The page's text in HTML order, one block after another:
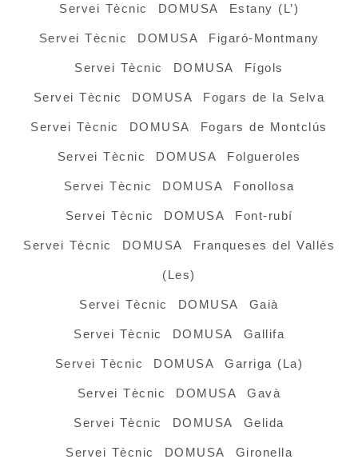
Servei Tècnic DOMUSA Estany (L’)
Servei Tècnic DOMUSA Figaró-Montmany
Servei Tècnic DOMUSA Fígols
Servei Tècnic DOMUSA Fogars de la Selva
Servei Tècnic DOMUSA Fogars de Montclús
Servei Tècnic DOMUSA Folgueroles
Servei Tècnic DOMUSA Fonollosa
Servei Tècnic DOMUSA Font-rubí
Servei Tècnic DOMUSA Franqueses del Vallès
(Les)
Servei Tècnic DOMUSA Gaià
Servei Tècnic DOMUSA Gallifa
Servei Tècnic DOMUSA Garriga (La)
Servei Tècnic DOMUSA Gavà
Servei Tècnic DOMUSA Gelida
Servei Tècnic DOMUSA Gironella